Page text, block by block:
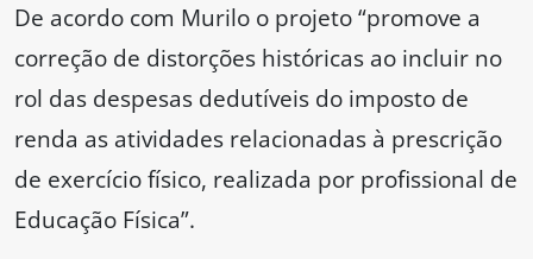
De acordo com Murilo o projeto “promove a
correção de distorções históricas ao incluir no
rol das despesas dedutíveis do imposto de
renda as atividades relacionadas à prescrição
de exercício físico, realizada por profissional de
Educação Física”.